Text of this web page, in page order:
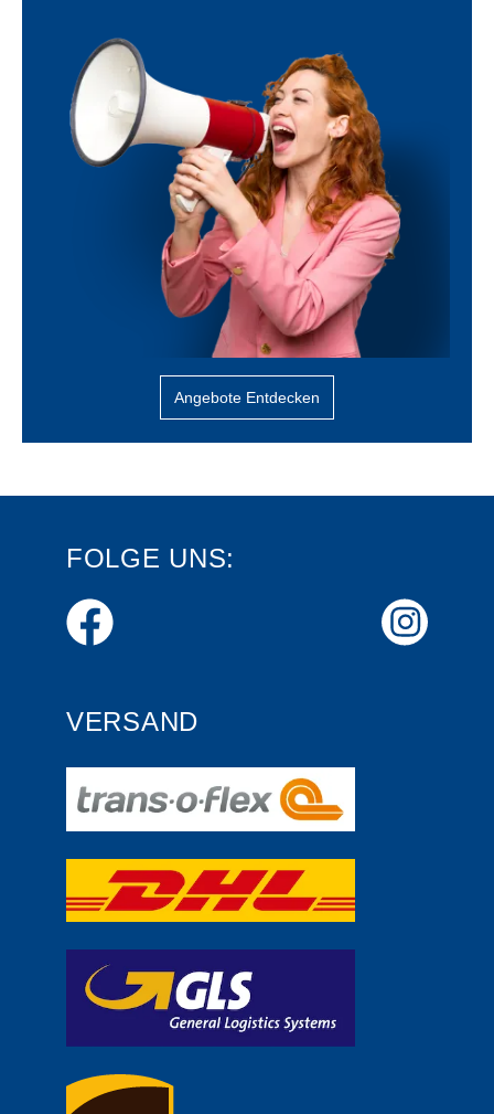
Angebote Entdecken
FOLGE UNS:
VERSAND